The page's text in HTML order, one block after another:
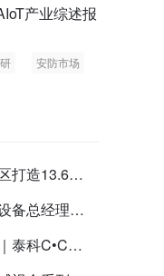
产业综述报
安防市场
打造13.6公
备总经理张
泰科C•CUR